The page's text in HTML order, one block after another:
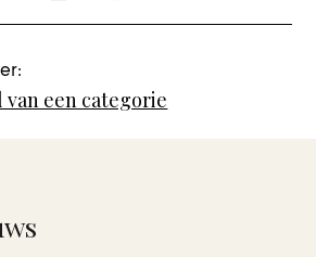
een categorie